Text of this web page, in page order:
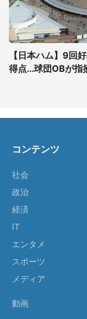
【日本ハム】9回
得点...球団OBが指
コンテンツ
社会
政治
経済
IT
エンタメ
スポーツ
メディア
動画